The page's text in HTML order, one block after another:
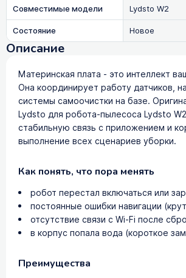
Совместимые модели
Lydsto W2
Состояние
Новое
Описание
Материнская плата - это интеллект
Она координирует работу датчиков,
системы самоочистки на базе.
Lydsto для робота-пылесоса Lydsto
стабильную связь с приложением и
выполнение всех сценариев уборки.
Как понять, что пора менять
робот перестал включаться или
постоянные ошибки навигации
отсутствие связи с Wi-Fi после
в корпус попала вода (короткое
Преимущества